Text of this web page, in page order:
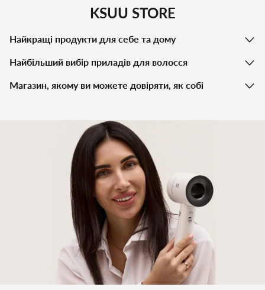
KSUU STORE
Найкращі продукти для себе та дому
Найбільший вибір приладів для волосся
Магазин, якому ви можете довіряти, як собі